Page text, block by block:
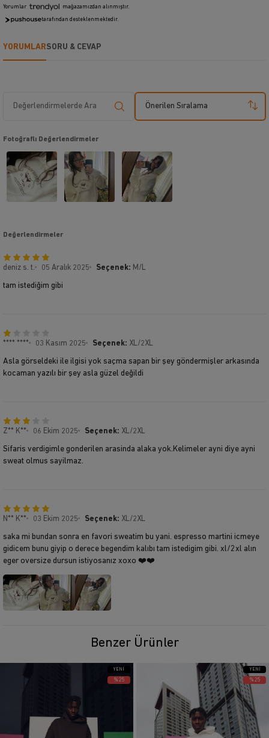
Yorumlar mağazamızdan alınmıştır.
tarafından desteklenmektedir.
YORUMLARSORU & CEVAP
Önerilen Sıralama
Fotoğraflı Değerlendirmeler
Değerlendirmeler
deniz s. t. 05 Aralık 2025 Seçenek: M/L
tam istediğim gibi
**** **** 03 Kasım 2025 Seçenek: XL/2XL
Asla görseldeki ile ilgisi yok saçma sapan bir şey göndermişler arkasında
kocaman yazılı bir şey asla güzel değildi
Z** K** 06 Ekim 2025 Seçenek: XL/2XL
Sifaris verdigimle gonderilen arasinda alaka yok.Kelimeler ayni diye ayni
sweat olmus sayilmaz.
N** K** 03 Ekim 2025 Seçenek: XL/2XL
saka mi bundan sonra en favori sweatim bu yani. espresso martini icmeye
gidicem bunu giyip o derece begendim kalıbı tam istedigim gibi. xl/2xl alın
eger oversize dursun istiyosanız xoxo ❤️❤️
Benzer Ürünler
YENI
ÜRÜN
%25
YENI
ÜRÜN
%25